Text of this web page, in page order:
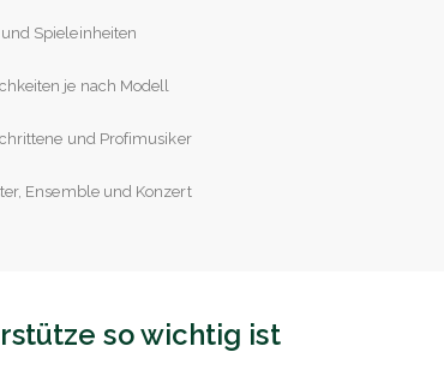
Spieleinheiten
je nach Modell
und Profimusiker
Ensemble und Konzert
so wichtig ist